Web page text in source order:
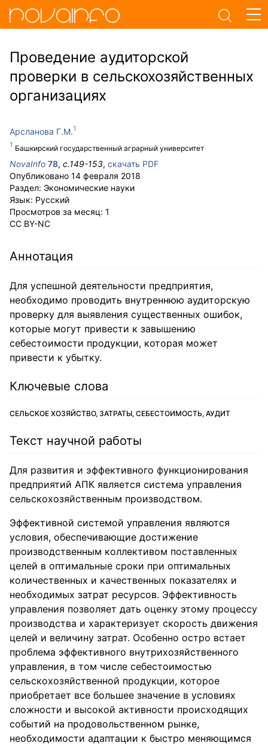
Проведение аудиторской
проверки в сельскохозяйственных
организациях
Арсланова Г.М.
Башкирский государственный аграрный университет
NovaInfo 78, с.149-153, скачать PDF
Опубликовано 14 февраля 2018
Раздел: Экономические науки
Язык: Русский
Просмотров за месяц: 1
CC BY-NC
Аннотация
Для успешной деятельности предприятия,
необходимо проводить внутреннюю аудиторскую
проверку для выявления существенных ошибок,
которые могут привести к завышению
себестоимости продукции, которая может
привести к убытку.
Ключевые слова
СЕЛЬСКОЕ ХОЗЯЙСТВО, ЗАТРАТЫ, СЕБЕСТОИМОСТЬ, АУДИТ
Текст научной работы
Для развития и эффективного функционирования
предприятий АПК является система управления
сельскохозяйственным производством.
Эффективной системой управления являются
условия, обеспечивающие достижение
производственным коллективом поставленных
целей в оптимальные сроки при оптимальных
количественных и качественных показателях и
необходимых затрат ресурсов. Эффективность
управления позволяет дать оценку этому процессу
производства и характеризует скорость движения
целей и величину затрат. Особенно остро встает
проблема эффективного внутрихозяйственного
управления, в том числе себестоимостью
сельскохозяйственной продукции, которое
приобретает все большее значение в условиях
сложности и высокой активности происходящих
событий на продовольственном рынке,
необходимости адаптации к быстро меняющимся